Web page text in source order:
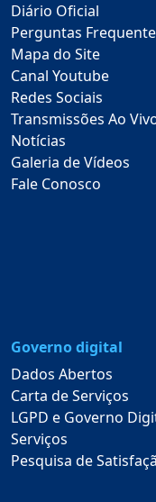
Diário Oficial
Perguntas
Mapa do Site
Canal Youtube
Redes Sociais
Transmissões Ao
Notícias
Galeria de Vídeos
Fale Conosco
Governo digital
Dados Abertos
Carta de Serviços
LGPD e Governo
Serviços
Pesquisa de